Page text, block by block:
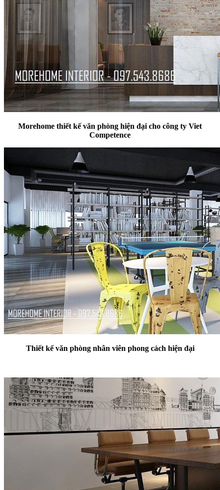
Morehome thiết kế văn phòng hiện đại cho công ty Viet
Competence
Thiết kế văn phòng nhân viên phong cách hiện đại